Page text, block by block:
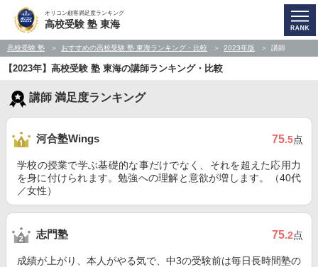
オリコン顧客満足度ランキング
高校受験 塾 東海
高校受験 塾 おすすめの高校受験 塾 東海ランキング・比較 2023年版 講師
【2023年】高校受験 塾 東海の講師ランキング・比較
講師 満足度ランキング
河合塾Wings 75.5点
学校の授業で学ぶ基礎的な事だけでなく、それを超えた応用力
を身に付けられます。勉強への理解と意欲が増します。（40代
／女性）
志門塾 75.2点
成績が上がり、本人がやる気で、中3の受験前は毎日長時間塾の